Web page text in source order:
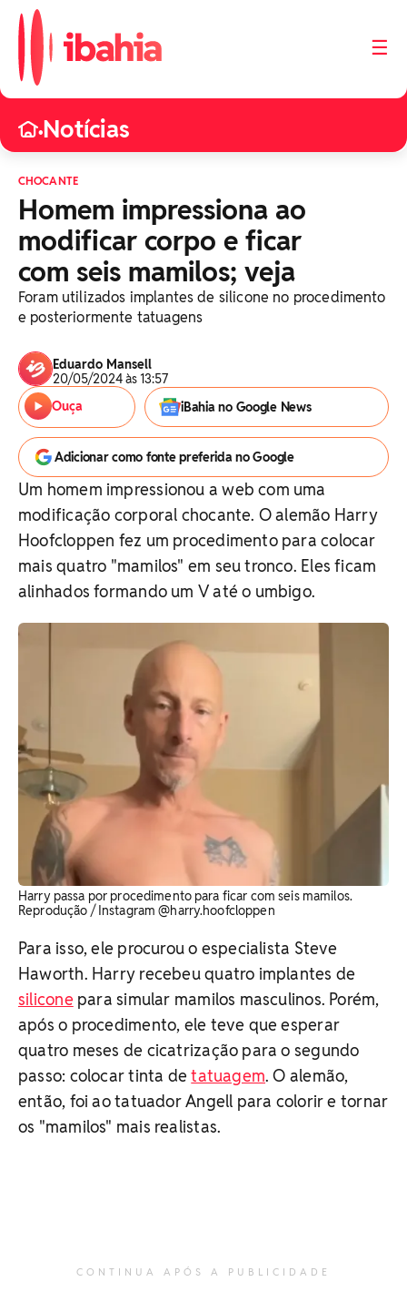
☰
•Notícias
CHOCANTE
Homem impressiona ao
modificar corpo e ficar
com seis mamilos; veja
Foram utilizados implantes de silicone no procedimento
e posteriormente tatuagens
Eduardo Mansell
20/05/2024 às 13:57
Ouça
iBahia no Google News
Adicionar como fonte preferida no Google
Um homem impressionou a web com uma
modificação corporal chocante. O alemão Harry
Hoofcloppen fez um procedimento para colocar
mais quatro "mamilos" em seu tronco. Eles ficam
alinhados formando um V até o umbigo.
Harry passa por procedimento para ficar com seis mamilos.
Reprodução / Instagram @harry.hoofcloppen
Para isso, ele procurou o especialista Steve
Haworth. Harry recebeu quatro implantes de
silicone para simular mamilos masculinos. Porém,
após o procedimento, ele teve que esperar
quatro meses de cicatrização para o segundo
passo: colocar tinta detatuagem. O alemão,
então, foi ao tatuador Angell para colorir e tornar
os "mamilos" mais realistas.
CONTINUA APÓS A PUBLICIDADE